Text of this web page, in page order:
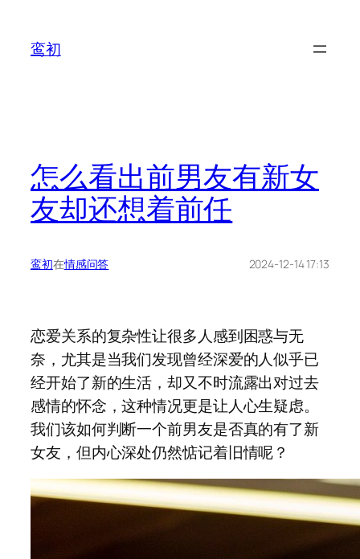
鸾初
怎么看出前男友有新女
友却还想着前任
鸾初在情感问答 2024-12-14 17:13
恋爱关系的复杂性让很多人感到困惑与无
奈，尤其是当我们发现曾经深爱的人似乎已
经开始了新的生活，却又不时流露出对过去
感情的怀念，这种情况更是让人心生疑虑。
我们该如何判断一个前男友是否真的有了新
女友，但内心深处仍然惦记着旧情呢？